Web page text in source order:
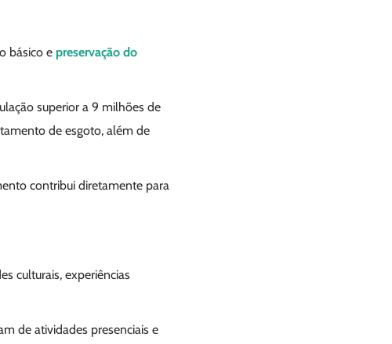
básico e preservação do
superior a 9 milhões de
de esgoto, além de
contribui diretamente para
culturais, experiências
de atividades presenciais e